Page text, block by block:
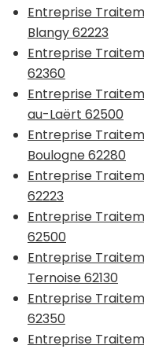
Entreprise
Blangy 62223
Entreprise
62360
Entreprise
au-Laërt 62500
Entreprise
Boulogne 62280
Entreprise
62223
Entreprise
62500
Entreprise
Ternoise 62130
Entreprise
62350
Entreprise